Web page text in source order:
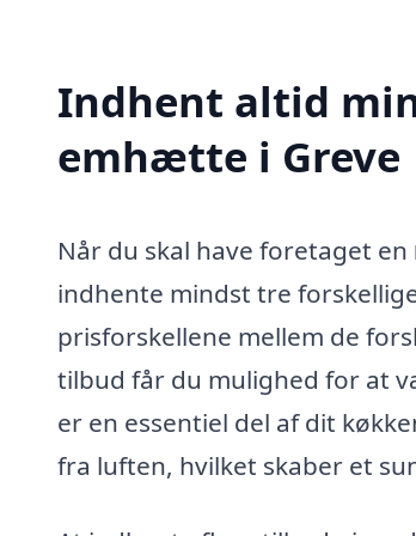
Indhent altid
emhætte i Greve
Når du skal have foretaget en
indhente mindst tre
prisforskellene mellem de
tilbud får du mulighed for at
er en essentiel del af dit
fra luften, hvilket skaber et